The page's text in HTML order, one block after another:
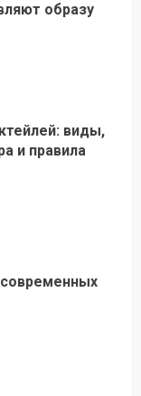
образу
виды,
и правила